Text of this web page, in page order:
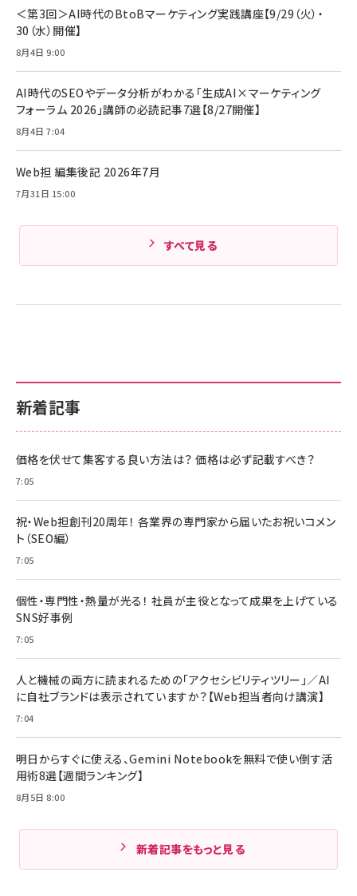
Amazonランキングをもっと見る
全ワイヤレスイヤホン/アクティブノイズキャンセリ
ング/マルチポイント接続 / 最大50時間再生 / PSE
Anker PowerLine III Flow USB-C & USB-C
ケーブル Anker絡まないケーブル 240W 結束バン
ド付き USB PD対応 シリコン素材採用 iPhone
17 / 16 / 15 / Galaxy iPad Pro MacBook
Amazonランキングをもっと見る
キャンペーン】
￥4,857
新着記事
価格を伏せて集客する良い方法は？ 価格は必ず記載すべき？
7:05
祝・Web担創刊20周年！ 各業界の専門家から届いたお祝いコメン
ト（SEO編）
7:05
個性・専門性・熱量が光る！ 社員が主役となって成果を上げている
SNS好事例
7:05
人と機械の両方に読まれるための「アクセシビリティツリー」／AI
に自社ブランドは表示されていますか？【Web担当者向け講演】
7:04
明日からすぐに使える、Gemini Notebookを無料で使い倒す活
用術8選【週間ランキング】
8月5日 8:00
新着記事をもっと見る
＜第3回＞AI時代のBtoBマーケティング実践講座【9/29（火）・
30（水）開催】
8月4日 9:00
AI時代のSEOやデータ分析がわかる「生成AI×マーケティング
フォーラム 2026」講師の必読記事7選【8/27開催】
8月4日 7:04
Web担 編集後記 2026年7月
7月31日 15:00
すべて見る